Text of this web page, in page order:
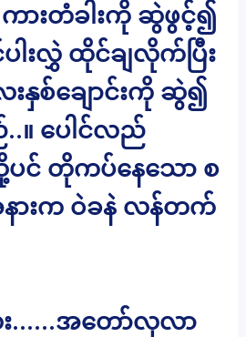
ားတံခါးကို ဆွဲဖွင့်၍
ါးလွှဲ ထိုင်ချလိုက်ပြီး
နှစ်ချောင်းကို ဆွဲ၍
ပေါင်လည်
ပင် တိုကပ်နေသော စ
ားက ဝဲခနဲ လန်တက်
း……အတော်လှလာ